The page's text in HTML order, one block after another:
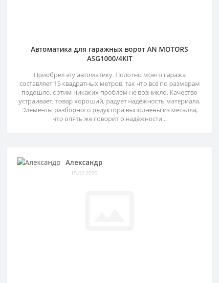
Автоматика для гаражных ворот AN MOTORS
ASG1000/4KIT
Приобрел эту автоматику. Полотно моего гаража
составляет 15 квадратных метров, так что всё по размерам
подошло, с этим никаких проблем не возникло. Качество
устраивает, товар хороший, радует надёжность материала.
Элементы разборного редуктора выполнены из металла,
что опять же говорит о надёжности ..
Александр
15.02.2020